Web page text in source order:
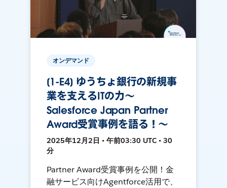
オンデマンド
[1-E4] ゆうちょ銀行の新規事
業を支えるITの力～
Salesforce Japan Partner
Award受賞事例を語る！～
2025年12月2日 • 午前03:30 UTC • 30
分
Partner Award受賞事例を公開！金
融サービス向けAgentforce活用で、